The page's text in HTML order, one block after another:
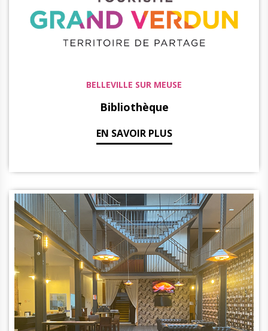
BELLEVILLE SUR MEUSE
Bibliothèque
EN SAVOIR PLUS